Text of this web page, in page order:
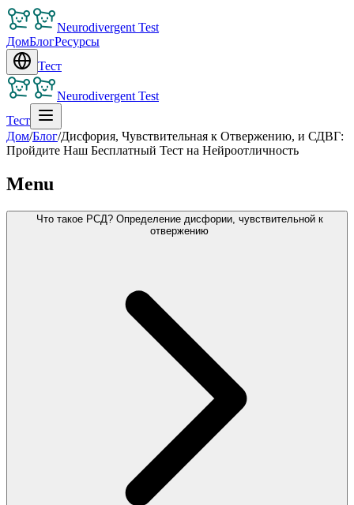
Neurodivergent Test
ДомБлогРесурсы
Тест
Neurodivergent Test
Тест
Дом/Блог/Дисфория, Чувствительная к Отвержению, и СДВГ:
Пройдите Наш Бесплатный Тест на Нейроотличность
Menu
Что такое РСД? Определение дисфории, чувствительной к
отвержению